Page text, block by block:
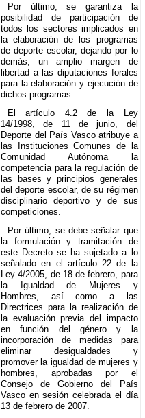
Por último, se garantiza la
posibilidad de participación de
todos los sectores implicados en
la elaboración de los programas
de deporte escolar, dejando por lo
demás, un amplio margen de
libertad a las diputaciones forales
para la elaboración y ejecución de
dichos programas.
El artículo 4.2 de la Ley
14/1998, de 11 de junio, del
Deporte del País Vasco atribuye a
las Instituciones Comunes de la
Comunidad Autónoma la
competencia para la regulación de
las bases y principios generales
del deporte escolar, de su régimen
disciplinario deportivo y de sus
competiciones.
Por último, se debe señalar que
la formulación y tramitación de
este Decreto se ha sujetado a lo
señalado en el artículo 22 de la
Ley 4/2005, de 18 de febrero, para
la Igualdad de Mujeres y
Hombres, así como a las
Directrices para la realización de
la evaluación previa del impacto
en función del género y la
incorporación de medidas para
eliminar desigualdades y
promover la igualdad de mujeres y
hombres, aprobadas por el
Consejo de Gobierno del País
Vasco en sesión celebrada el día
13 de febrero de 2007.